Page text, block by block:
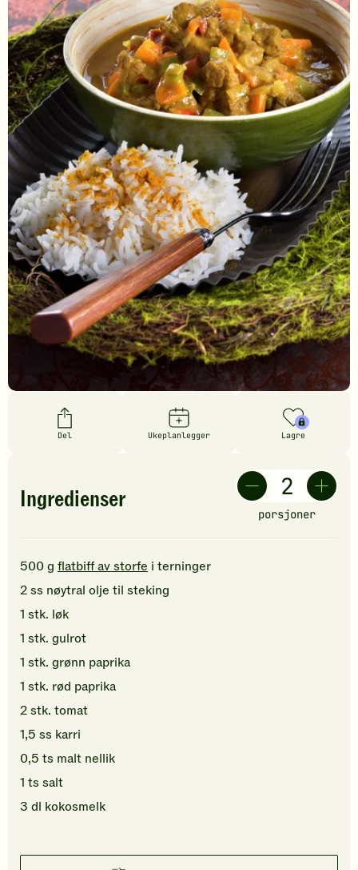
Del Ukeplanlegger Lagre
Ingredienser
porsjoner
500g flatbiff av storfe i terninger
2ss nøytral olje til steking
1 stk. løk
1 stk. gulrot
1 stk. grønn paprika
1 stk. rød paprika
2stk. tomat
1,5 ss karri
0,5 ts malt nellik
1 ts salt
3 dl kokosmelk